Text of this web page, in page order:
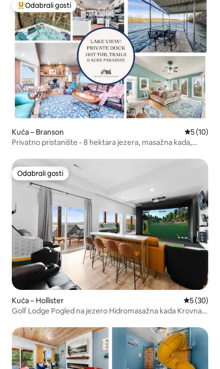
Među najviše rangiranima s oznakom „Odabrali gosti”
Odabrali gosti
Kuća – Branson Prosječna
5 (10)
Privatno pristanište - 8 hektara jezera, masažna kada,
Odabrali gosti
Odabrali gosti
Kuća – Hollister Prosječna
5 (30)
Golf Lodge Pogled na jezero Hidromasažna kada Krovna